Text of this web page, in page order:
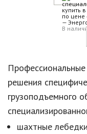
В
решения
грузоподъемного
шахтные